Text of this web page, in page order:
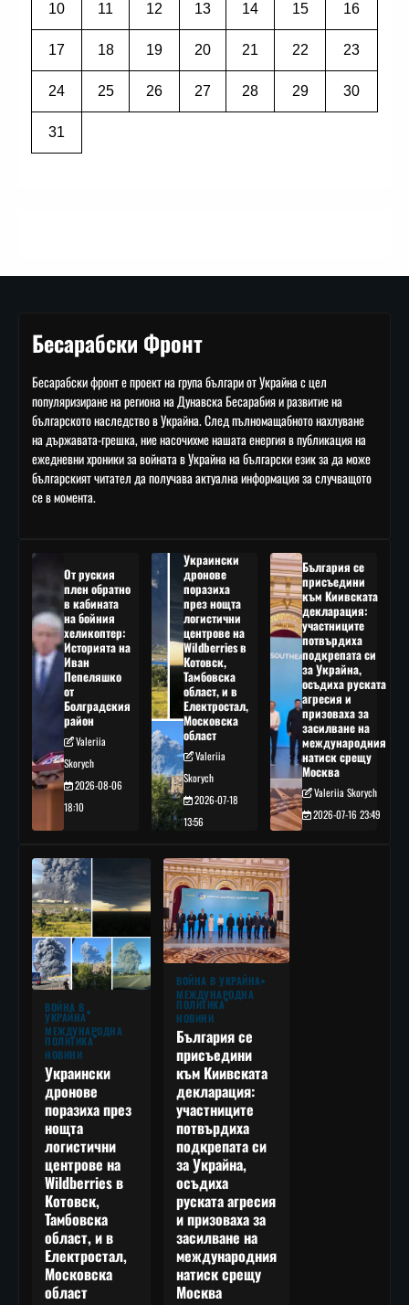
10 11 12 13 14 15 16
17 18 19 20 21 22 23
24 25 26 27 28 29 30
31
Бесарабски Фронт
Бесарабски фронт е проект на група българи от Украйна с цел
популяризиране на региона на Дунавска Бесарабия и развитие на
българското наследство в Украйна. След пълномащабното нахлуване
на държавата-грешка, ние насочихме нашата енергия в публикация на
ежедневни хроники за войната в Украйна на български език за да може
българският читател да получава актуална информация за случващото
се в момента.
От руския
плен обратно
в кабината
на бойния
хеликоптер:
Историята на
Иван
Пепеляшко
от
Болградския
район
Valeriia
Skorych
2026-08-06
18:10
Украински
дронове
поразиха
през нощта
логистични
центрове на
Wildberries в
Котовск,
Тамбовска
област, и в
Електростал,
Московска
област
Valeriia
Skorych
2026-07-18
13:56
България се
присъедини
към Киивската
декларация:
участниците
потвърдиха
подкрепата си
за Украйна,
осъдиха руската
агресия и
призоваха за
засилване на
международния
натиск срещу
Москва
Valeriia Skorych
2026-07-16 23:49
ВОЙНА В
УКРАЙНА
МЕЖДУНАРОДНА
ПОЛИТИКА
НОВИНИ
Украински
дронове
поразиха през
нощта
логистични
центрове на
Wildberries в
Котовск,
Тамбовска
област, и в
Електростал,
Московска
област
ВОЙНА В УКРАЙНА
МЕЖДУНАРОДНА
ПОЛИТИКА
НОВИНИ
България се
присъедини
към Киивската
декларация:
участниците
потвърдиха
подкрепата си
за Украйна,
осъдиха
руската агресия
и призоваха за
засилване на
международния
натиск срещу
Москва